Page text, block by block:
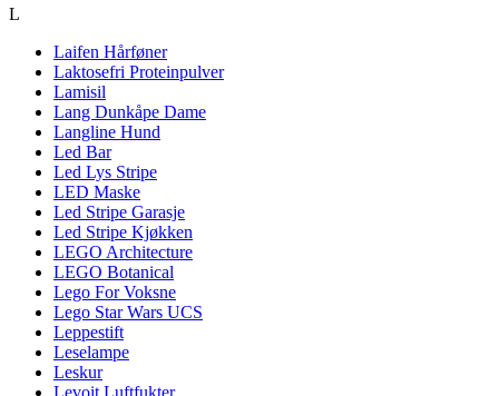
L
Laifen Hårføner
Laktosefri Proteinpulver
Lamisil
Lang Dunkåpe Dame
Langline Hund
Led Bar
Led Lys Stripe
LED Maske
Led Stripe Garasje
Led Stripe Kjøkken
LEGO Architecture
LEGO Botanical
Lego For Voksne
Lego Star Wars UCS
Leppestift
Leselampe
Leskur
Levoit Luftfukter